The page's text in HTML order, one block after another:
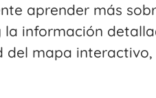
aprender más
información
mapa